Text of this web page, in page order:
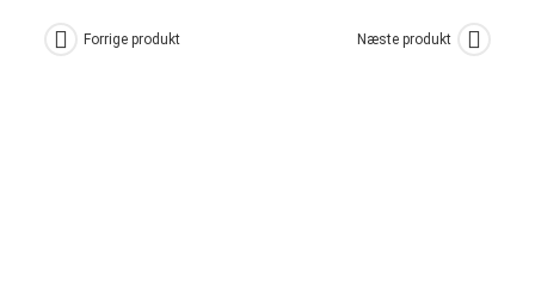
Forrige produkt Næste produkt